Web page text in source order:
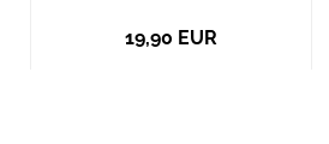
19,90 EUR